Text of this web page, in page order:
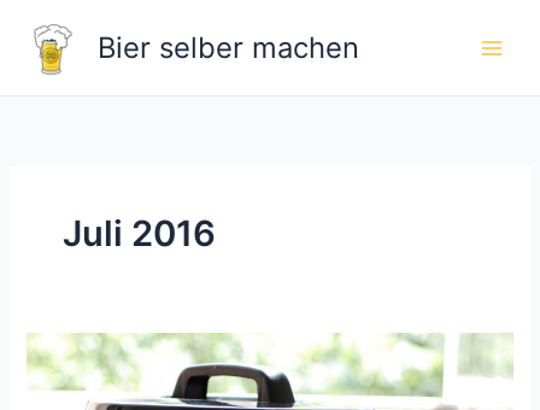
Inhalt
springen
Bier selber machen
Juli 2016